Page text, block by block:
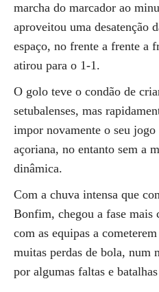
marcha do marcador ao
aproveitou uma desatenção
espaço, no frente a frente a
atirou para o 1-1.
O golo teve o condão de
setubalenses, mas
impor novamente o seu jogo
açoriana, no entanto sem a
dinâmica.
Com a chuva intensa que
Bonfim, chegou a fase mais
com as equipas a
muitas perdas de bola, num
por algumas faltas e